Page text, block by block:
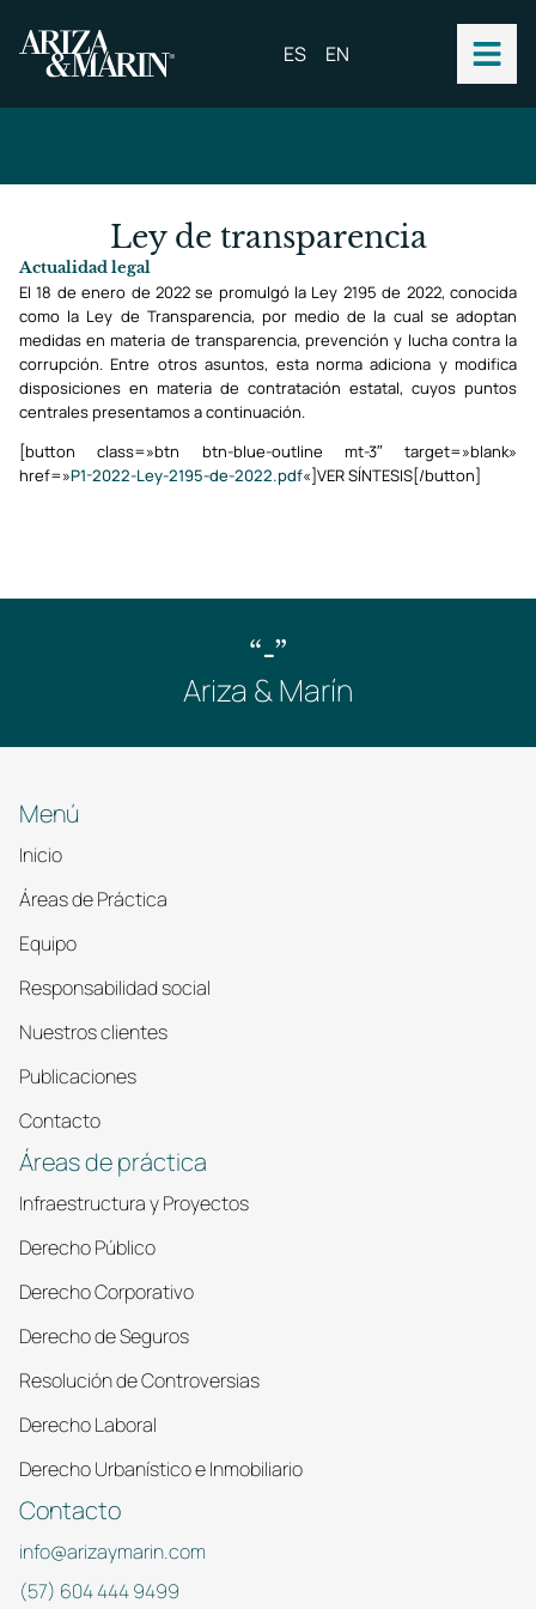
ES EN
Ley de transparencia
Actualidad legal
El 18 de enero de 2022 se promulgó la Ley 2195 de 2022, conocida
como la Ley de Transparencia, por medio de la cual se adoptan
medidas en materia de transparencia, prevención y lucha contra la
corrupción. Entre otros asuntos, esta norma adiciona y modifica
disposiciones en materia de contratación estatal, cuyos puntos
centrales presentamos a continuación.
[button class=»btn btn-blue-outline mt-3″ target=»blank»
href=»P1-2022-Ley-2195-de-2022.pdf«]VER SÍNTESIS[/button]
“-”
Ariza & Marín
Menú
Inicio
Áreas de Práctica
Equipo
Responsabilidad social
Nuestros clientes
Publicaciones
Contacto
Áreas de práctica
Infraestructura y Proyectos
Derecho Público
Derecho Corporativo
Derecho de Seguros
Resolución de Controversias
Derecho Laboral
Derecho Urbanístico e Inmobiliario
Contacto
info@arizaymarin.com
(57) 604 444 9499